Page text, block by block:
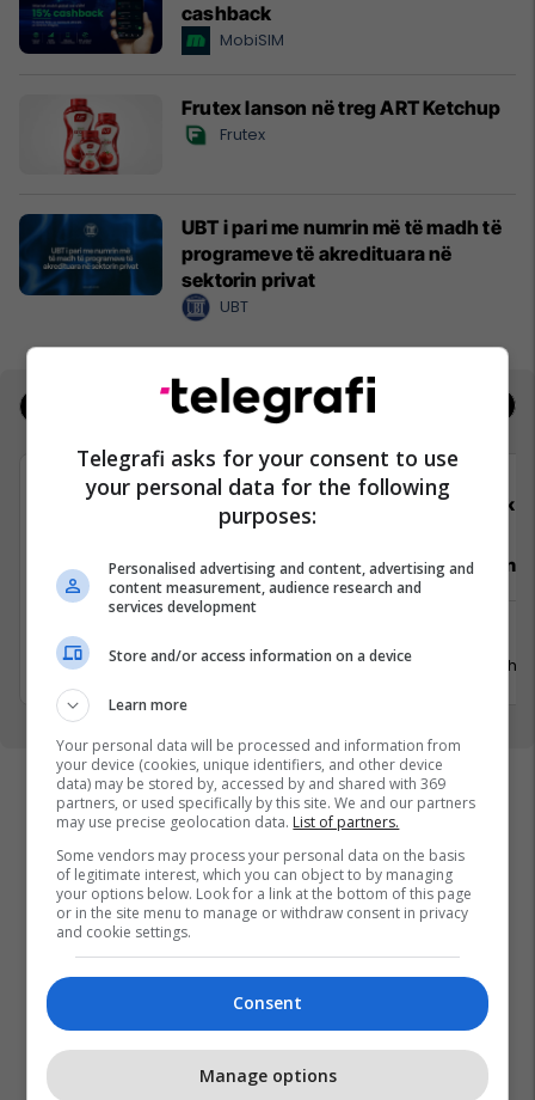
cashback
MobiSIM
Frutex lanson në treg ART Ketchup
Frutex
UBT i pari me numrin më të madh të
programeve të akredituara në
sektorin privat
UBT
Real Estate
Telegrafi
Video Editor/Kameraman (3 pozita)
Prishtinë
20 Korrik 2026
Punëtor në
20 Gusht
Telegrafi asks for your consent to use
your personal data for the following
purposes:
Personalised advertising and content, advertising and
content measurement, audience research and
services development
Store and/or access information on a device
Learn more
Your personal data will be processed and information from
your device (cookies, unique identifiers, and other device
data) may be stored by, accessed by and shared with 369
partners, or used specifically by this site. We and our partners
may use precise geolocation data. List of partners.
Some vendors may process your personal data on the basis
of legitimate interest, which you can object to by managing
your options below. Look for a link at the bottom of this page
or in the site menu to manage or withdraw consent in privacy
and cookie settings.
Consent
Manage options